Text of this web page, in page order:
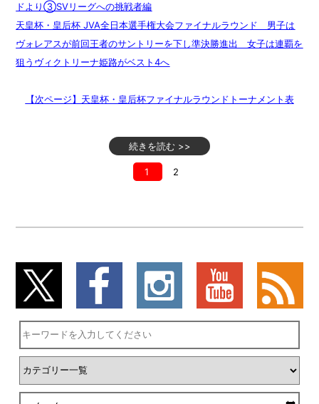
ドより③SVリーグへの挑戦者編
天皇杯・皇后杯 JVA全日本選手権大会ファイナルラウンド 男子は
ヴォレアスが前回王者のサントリーを下し準決勝進出 女子は連覇を
狙うヴィクトリーナ姫路がベスト4へ
【次ページ】天皇杯・皇后杯ファイナルラウンドトーナメント表
続きを読む >>
1 2